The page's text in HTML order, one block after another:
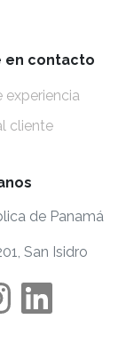
en contacto
experiencia
cliente
de Panamá
San Isidro